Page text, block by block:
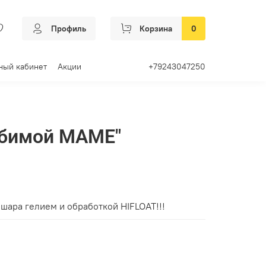
Профиль Корзина 0
кабинет Акции +79243047250
МАМЕ"
гелием и обработкой HIFLOAT!!!